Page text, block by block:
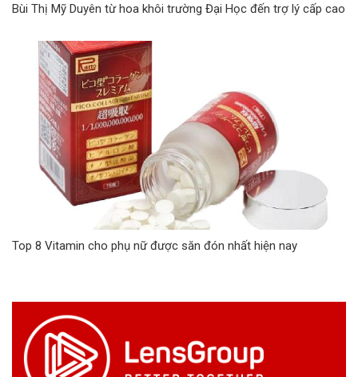
Bùi Thị Mỹ Duyên từ hoa khôi trường Đại Học đến trợ lý cấp cao
Top 8 Vitamin cho phụ nữ được săn đón nhất hiện nay